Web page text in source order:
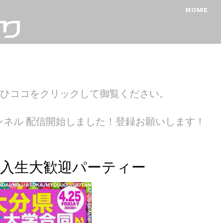
MENU
SKIP TO
HOME
ココをクリックして御覧ください。
ネル 配信開始しました！登録お願いします！
生大歓迎パーティー